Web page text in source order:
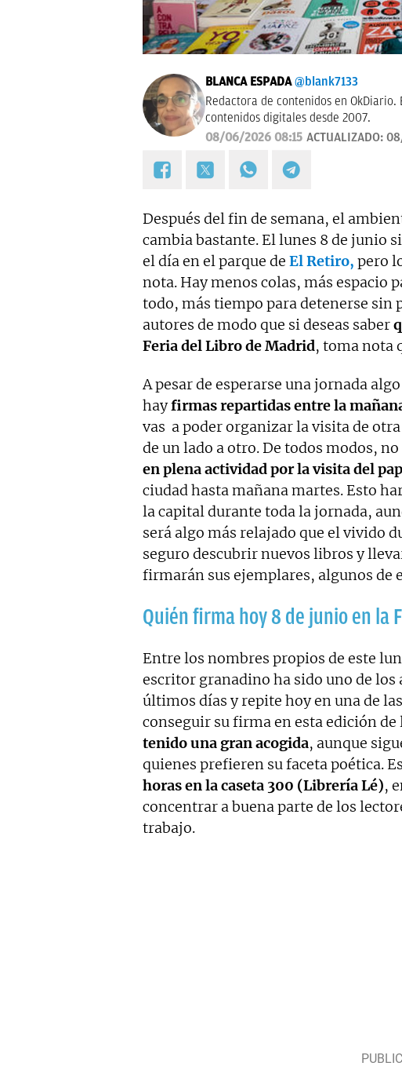
BLANCA ESPADA @blank7133
Redactora de contenidos en
contenidos digitales desde 2007.
08/06/2026 08:15 ACTUALIZADO:
Después del fin de semana, el
cambia bastante. El lunes 8 de junio
el día en el parque de El Retiro, pero
nota. Hay menos colas, más espacio
todo, más tiempo para detenerse sin
autores de modo que si deseas saber
Feria del Libro de Madrid, toma nota
A pesar de esperarse una jornada
hayfirmas repartidas entre la
vas a poder organizar la visita de
de un lado a otro. De todos modos,
en plena actividad por la visita del
ciudad hasta mañana martes. Esto
la capital durante toda la jornada,
será algo más relajado que el vivido
seguro descubrir nuevos libros y
firmarán sus ejemplares, algunos de
Quién firma hoy 8 de junio en la
Entre los nombres propios de este
escritor granadino ha sido uno de los
últimos días y repite hoy en una de
conseguir su firma en esta edición de
tenido una gran acogida, aunque
quienes prefieren su faceta poética.
horas en la caseta 300 (Librería Lé),
concentrar a buena parte de los
trabajo.